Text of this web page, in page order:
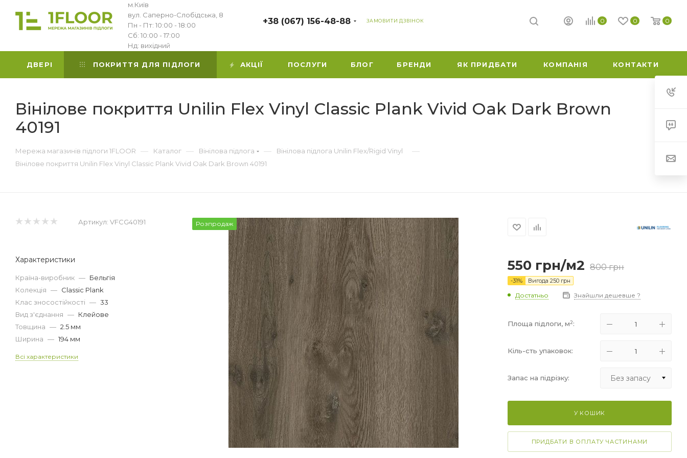
м.Київ
вул. Саперно-Слобідська, 8
Пн - Пт: 10:00 - 18:00
Сб: 10:00 - 17:00
Нд: вихідний
+38 (067) 156-48-88 ЗАМОВИТИ ДЗВІНОК 0 0 0
ДВЕРІ ПОКРИТТЯ ДЛЯ ПІДЛОГИ АКЦІЇ ПОСЛУГИ БЛОГ БРЕНДИ ЯК ПРИДБАТИ КОМПАНІЯ КОНТАКТИ
Вінілове покриття Unilin Flex Vinyl Classic Plank Vivid Oak Dark Brown
40191
Мережа магазинів підлоги 1FLOOR — Каталог — Вінілова підлога — Вінілова підлога Unilin Flex/Rigid Vinyl —
Вінілове покриття Unilin Flex Vinyl Classic Plank Vivid Oak Dark Brown 40191
Розпродаж
Артикул: VFCG40191
Характеристики
Країна-виробник — Бельгія
Колекція — Classic Plank
Клас зносостійкості — 33
Вид з'єднання — Клейове
Товщина — 2.5 мм
Ширина — 194 мм
Всі характеристики
550 грн/м2 800грн
-31% Вигода 250 грн
Достатньо Знайшли дешевше ?
Площа підлоги, м2:
Кіль-сть упаковок:
Запас на підрізку: Без запасу
+10%
+15%
У КОШИК
ПРИДБАТИ В ОПЛАТУ ЧАСТИНАМИ